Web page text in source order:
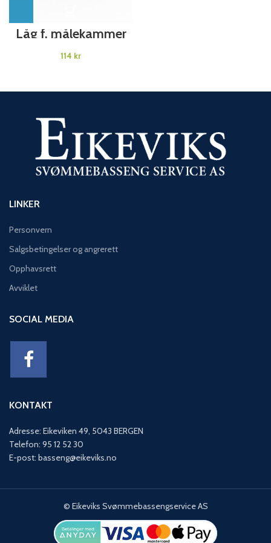
Låg f. målekammer
på Scuba
kr
LINKER
Personvern
Salgsbetingelser og angrerett
Opphavsrett
Avviklet
SOCIAL MEDIA
KONTAKT
Adresse: Eikeviken 49, 5043 BERGEN
Telefon: 95 12 52 30
E-post: basseng@eikeviks.no
© Eikeviks Svømmebassengservice AS